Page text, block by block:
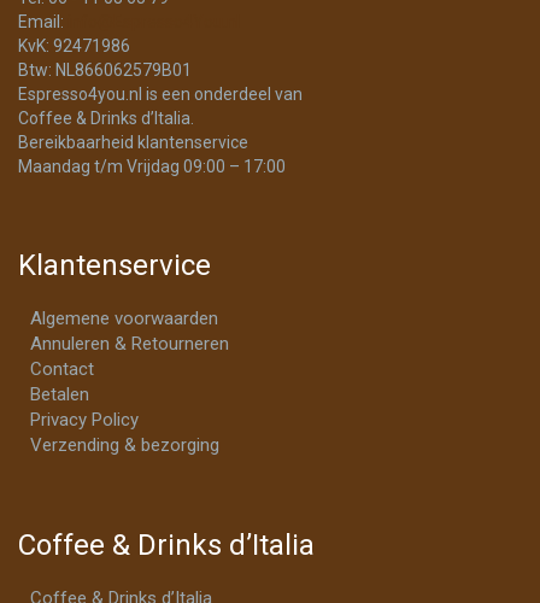
Email:
KvK: 92471986
Btw: NL866062579B01
Espresso4you.nl is een onderdeel van
Coffee & Drinks d’Italia.
Bereikbaarheid klantenservice
Maandag t/m Vrijdag 09:00 – 17:00
Klantenservice
Algemene voorwaarden
Annuleren & Retourneren
Contact
Betalen
Privacy Policy
Verzending & bezorging
Coffee & Drinks d’Italia
Coffee & Drinks d’Italia